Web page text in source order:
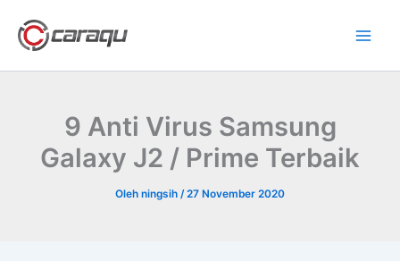
konten
9 Anti Virus Samsung
Galaxy J2 / Prime Terbaik
Oleh ningsih /27 November 2020